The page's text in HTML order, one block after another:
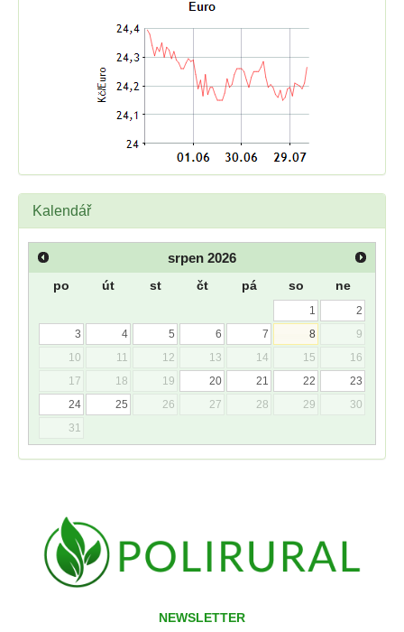
Kalendář
srpen 2026
po út st čt pá so ne
1
2
3
4 5 6 7 8
9
10
11 12 13 14 15
16
17
18 19 20 21 22
23
24
25 26 27 28 29
30
31
NEWSLETTER